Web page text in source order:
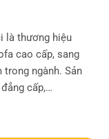
là thương hiệu
cao cấp, sang
ngành. Sản
cấp,…